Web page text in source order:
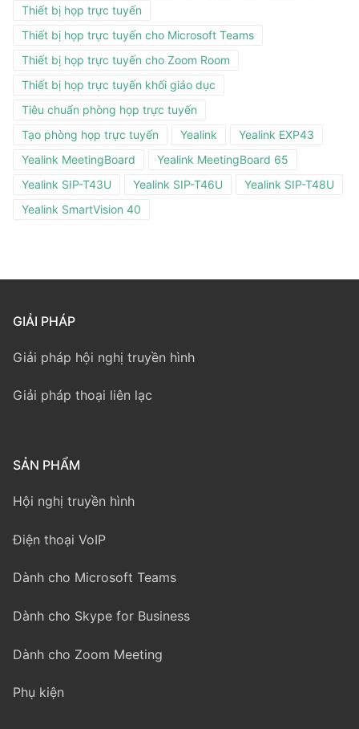
Thiết bị họp trực tuyến
Thiết bị họp trực tuyến cho Microsoft Teams
Thiết bị họp trực tuyến cho Zoom Room
Thiết bị họp trực tuyến khối giáo dục
Tiêu chuẩn phòng họp trực tuyến
Tạo phòng họp trực tuyến
Yealink
Yealink EXP43
Yealink MeetingBoard
Yealink MeetingBoard 65
Yealink SIP-T43U
Yealink SIP-T46U
Yealink SIP-T48U
Yealink SmartVision 40
GIẢI PHÁP
Giải pháp hội nghị truyền hình
Giải pháp thoại liên lạc
SẢN PHẨM
Hội nghị truyền hình
Điện thoại VoIP
Dành cho Microsoft Teams
Dành cho Skype for Business
Dành cho Zoom Meeting
Phụ kiện